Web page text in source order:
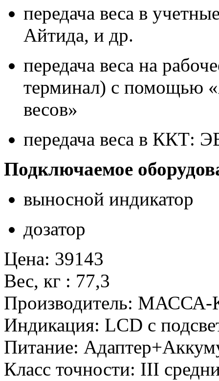
передача веса в
Айтида, и др.
передача веса на
терминал) с помощью
весов»
передача веса в
Подключаемое
выносной индикатор
дозатор
Цена: 39143
Вес, кг : 77,3
Производитель: МАССА-К
Индикация: LCD с
Питание:
Класс точности: III